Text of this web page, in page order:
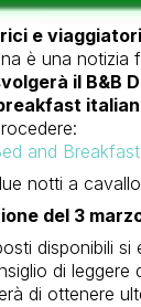
e
è una
il B&B
and
notti a
del 3
disponibili si
di leggere
di ottenere